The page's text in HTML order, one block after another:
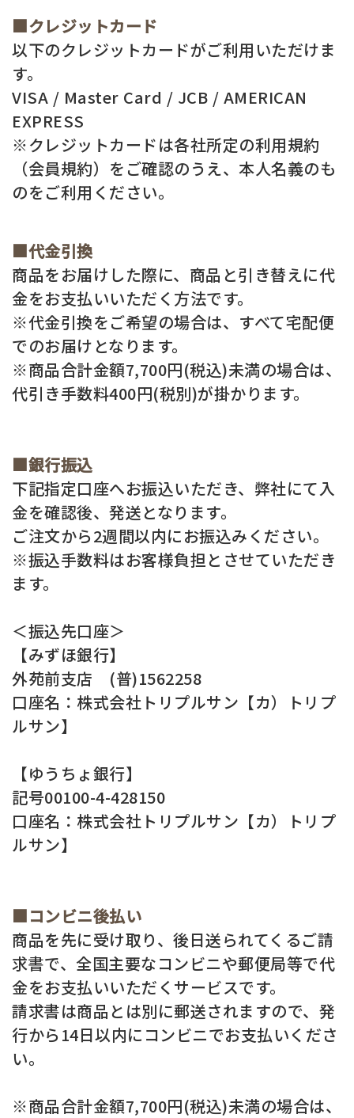
■クレジットカード
以下のクレジットカードがご利用いただけま
す。
VISA / Master Card / JCB / AMERICAN
EXPRESS
※クレジットカードは各社所定の利用規約
（会員規約）をご確認のうえ、本人名義のも
のをご利用ください。
■代金引換
商品をお届けした際に、商品と引き替えに代
金をお支払いいただく方法です。
※代金引換をご希望の場合は、すべて宅配便
でのお届けとなります。
※商品合計金額7,700円(税込)未満の場合は、
代引き手数料400円(税別)が掛かります。
■銀行振込
下記指定口座へお振込いただき、弊社にて入
金を確認後、発送となります。
ご注文から2週間以内にお振込みください。
※振込手数料はお客様負担とさせていただき
ます。
＜振込先口座＞
【みずほ銀行】
外苑前支店 (普)1562258
口座名：株式会社トリプルサン【カ）トリプ
ルサン】
【ゆうちょ銀行】
記号00100-4-428150
口座名：株式会社トリプルサン【カ）トリプ
ルサン】
■コンビニ後払い
商品を先に受け取り、後日送られてくるご請
求書で、全国主要なコンビニや郵便局等で代
金をお支払いいただくサービスです。
請求書は商品とは別に郵送されますので、発
行から14日以内にコンビニでお支払いくださ
い。
※商品合計金額7,700円(税込)未満の場合は、